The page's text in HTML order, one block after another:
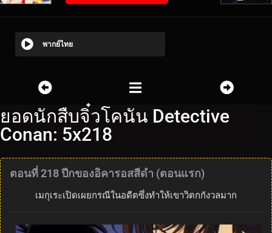
พากย์ไทย
ยอดนักสืบจิ๋วโคนัน Detective
Conan: 5x218
ตอนที่ 218 ปีกของอิคารอสสีดำ (ตอนแรก)
เมกุเระเปิดเผยกรณีในอดีตซึ่งทำให้เขาวิตกกังวลมาก